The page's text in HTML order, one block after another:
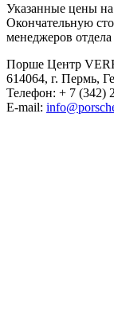
Указанные цены
Окончательную
менеджеров
Порше Центр
614064, г. Пермь,
Телефон: + 7 (342)
E-mail: